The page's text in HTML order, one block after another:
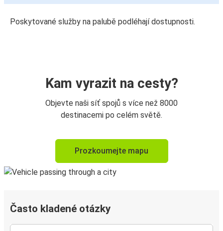
Poskytované služby na palubě podléhají dostupnosti.
Kam vyrazit na cesty?
Objevte naši síť spojů s více než 8000
destinacemi po celém světě.
Prozkoumejte mapu
Často kladené otázky